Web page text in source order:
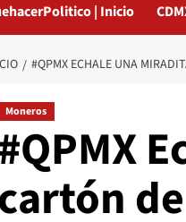
| Inicio
#QPMX ECHALE UNA
Moneros